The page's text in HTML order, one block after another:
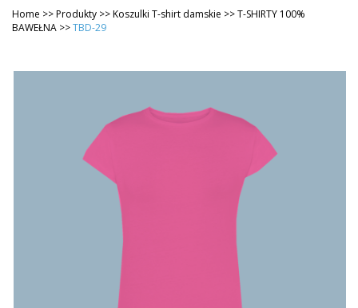
Home >>Produkty >>Koszulki T-shirt damskie >>T-SHIRTY 100%
BAWEŁNA >>TBD-29